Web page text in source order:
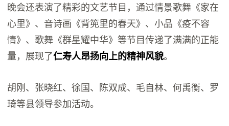
晚会还表演了精彩的文艺节目，通过情景歌舞《家在
心里》、音诗画《背篼里的春天》、小品《疫不容
情》、歌舞《群星耀中华》等节目传递了满满的正能
量，展现了仁寿人昂扬向上的精神风貌。
胡刚、张晓红、徐国、陈双成、毛自林、何禹衡、罗
琦等县领导参加活动。